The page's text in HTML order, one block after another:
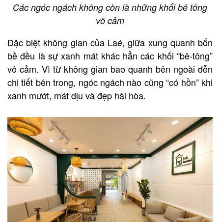
Các ngóc ngách không còn là những khối bê tông
vô cảm
Đặc biệt không gian của Laé, giữa xung quanh bốn
bề đều là sự xanh mát khác hẳn các khối “bê-tông”
vô cảm. Vì từ không gian bao quanh bên ngoài đễn
chi tiết bên trong, ngóc ngách nào cũng “có hồn” khi
xanh mướt, mát dịu và đẹp hài hòa.